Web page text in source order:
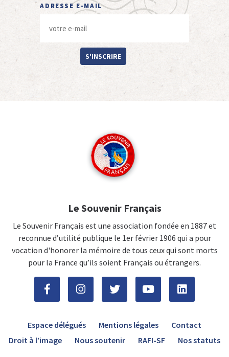
ADRESSE E-MAIL
S'INSCRIRE
Le Souvenir Français
Le Souvenir Français est une association fondée en 1887 et
reconnue d’utilité publique le 1er février 1906 qui a pour
vocation d'honorer la mémoire de tous ceux qui sont morts
pour la France qu’ils soient Français ou étrangers.
Espace délégués Mentions légales
Contact
Droit à l’image
Nous soutenir RAFI-SF Nos statuts